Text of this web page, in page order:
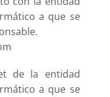
a que se
de la entidad
a que se